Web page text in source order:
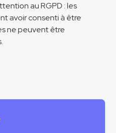
au RGPD : les
avoir consenti à être
ne peuvent être